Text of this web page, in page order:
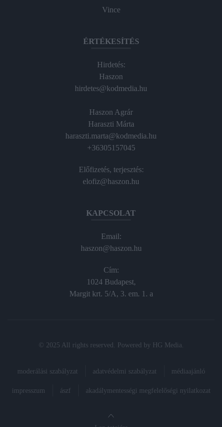
Vince
ÉRTÉKESÍTÉS
Hirdetés:
Haszon
hirdetes@kodmedia.hu
Haszon Agrár
Haraszti Márta
haraszti.marta@kodmedia.hu
+36305157045
Előfizetés, terjesztés:
elofiz@haszon.hu
KAPCSOLAT
Email:
haszon@haszon.hu
Cím:
1024 Budapest,
Margit krt. 5/A, 3. em. 1. a
© 2025 All rights reserved. Powered by HG Media
moderálási szabályzat adatvédelmi szabályzat médiaajánló
impresszum ászf akadálymentességi megfelelőségi nyilatkozat